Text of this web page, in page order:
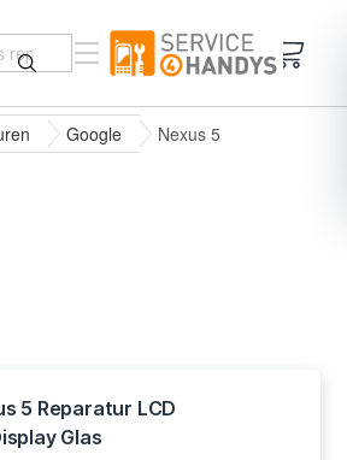
Google Nexus 5
5 Reparatur LCD
Glas